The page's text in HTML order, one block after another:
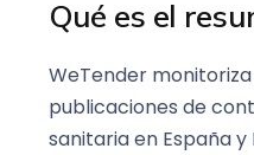
Qué es el
WeTender
publicaciones de
sanitaria en España